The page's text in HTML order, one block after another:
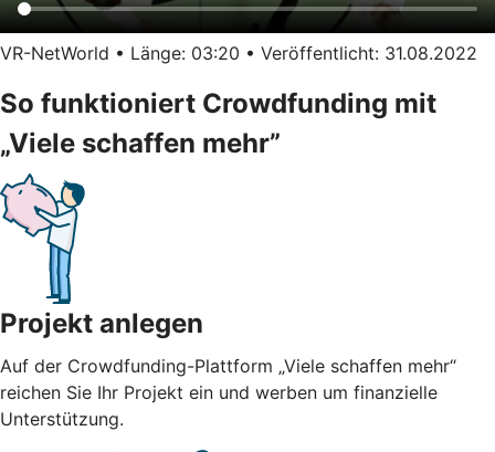
VR-NetWorld • Länge: 03:20 • Veröffentlicht: 31.08.2022
So funktioniert Crowdfunding mit
„Viele schaffen mehr”
Projekt anlegen
Auf der Crowdfunding-Plattform „Viele schaffen mehr“
reichen Sie Ihr Projekt ein und werben um finanzielle
Unterstützung.